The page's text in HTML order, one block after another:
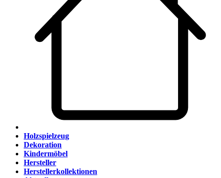
Holzspielzeug
Dekoration
Kindermöbel
Hersteller
Herstellerkollektionen